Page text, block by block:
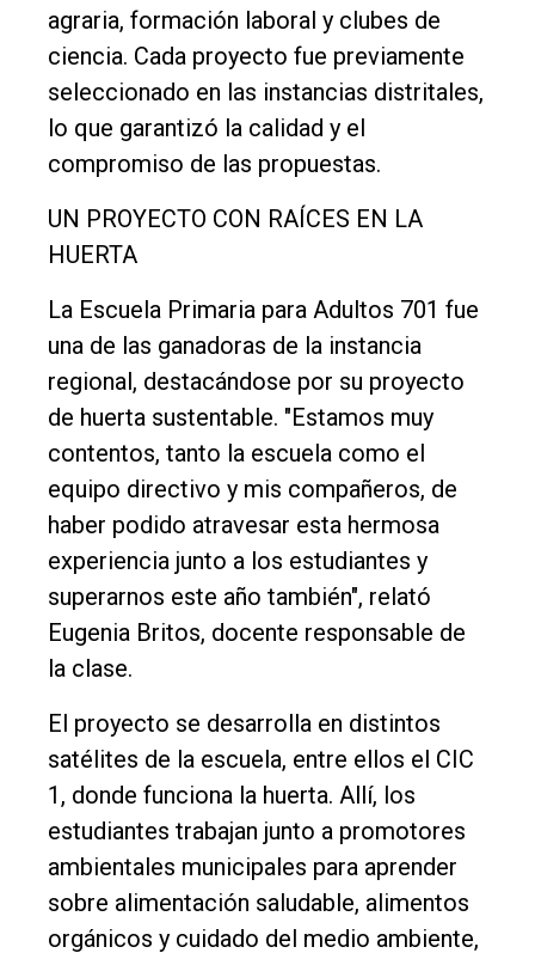
Fúnebres
Edición
Empresa
Nosotros
agraria, formación laboral y clubes de
ciencia. Cada proyecto fue previamente
seleccionado en las instancias distritales,
lo que garantizó la calidad y el
compromiso de las propuestas.
UN PROYECTO CON RAÍCES EN LA
HUERTA
La Escuela Primaria para Adultos 701 fue
una de las ganadoras de la instancia
regional, destacándose por su proyecto
de huerta sustentable. "Estamos muy
contentos, tanto la escuela como el
equipo directivo y mis compañeros, de
haber podido atravesar esta hermosa
experiencia junto a los estudiantes y
superarnos este año también", relató
Eugenia Britos, docente responsable de
la clase.
El proyecto se desarrolla en distintos
satélites de la escuela, entre ellos el CIC
1, donde funciona la huerta. Allí, los
estudiantes trabajan junto a promotores
ambientales municipales para aprender
sobre alimentación saludable, alimentos
orgánicos y cuidado del medio ambiente,